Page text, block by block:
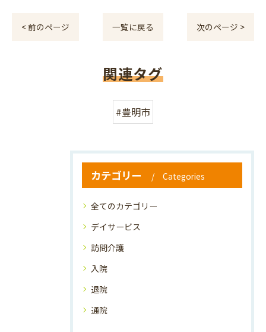
< 前のページ 一覧に戻る 次のページ >
関連タグ
#豊明市
カテゴリー Categories
全てのカテゴリー
デイサービス
訪問介護
入院
退院
通院